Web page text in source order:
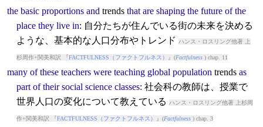
the basic proportions and trends that are shaping the future of the
place they live in: 自分たちが住んでいる街の未来を決める
ような、基本的な人口分布やトレンド
ハンス・ロスリング他著 上
杉周作+関美和訳 『FACTFULNESS（ファクトフルネス） 』(Factfulness) chap. 11
many of these teachers were teaching global population trends as
part of their social science classes: 社会科の教師は、授業で
世界人口の変化について教えている
ハンス・ロスリング他著 上杉周
作+関美和訳 『FACTFULNESS（ファクトフルネス） 』(Factfulness) chap. 3